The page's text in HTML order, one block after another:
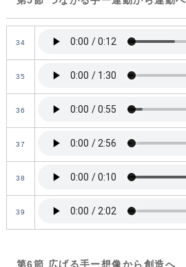
34
35
36
37
38
39
第6節 広げる手ー想像から創造へ